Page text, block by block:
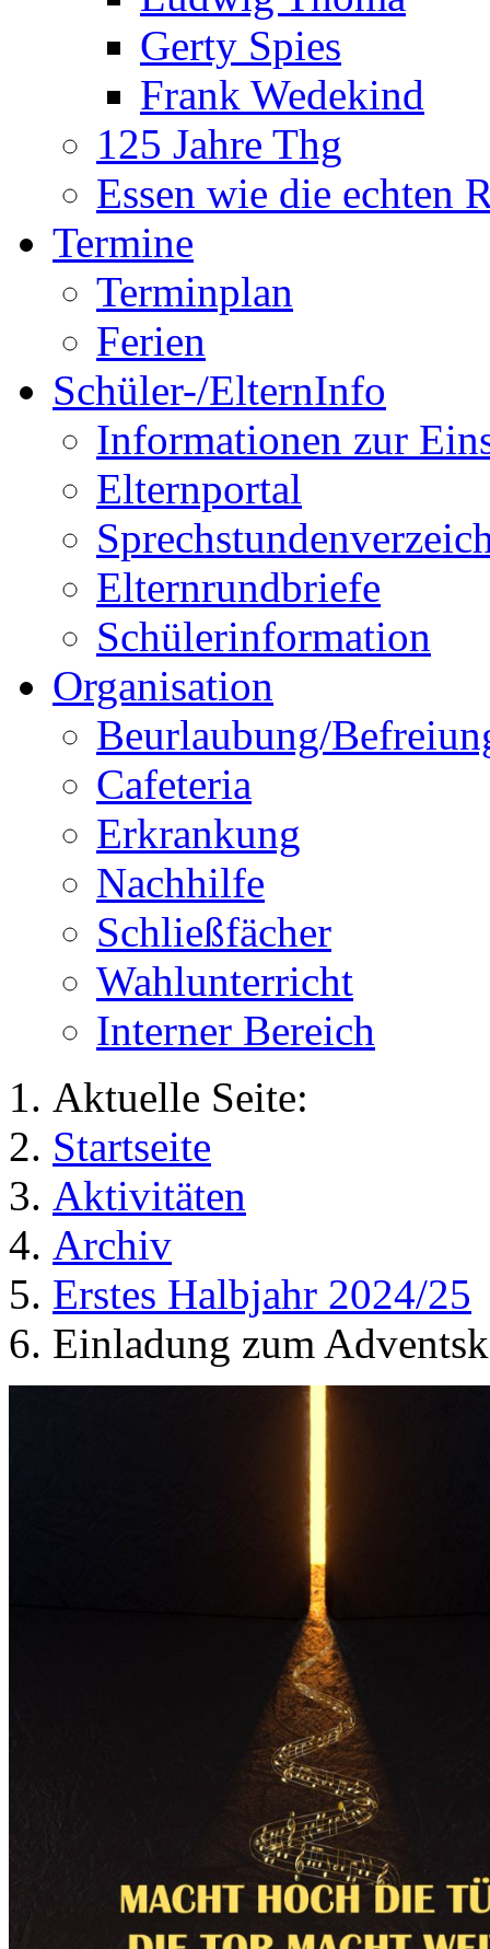
Gerty Spies
Frank Wedekind
125 Jahre Thg
Essen wie die echten
Termine
Terminplan
Ferien
Schüler-/ElternInfo
Informationen zur
Elternportal
Elternrundbriefe
Schülerinformation
Organisation
Beurlaubung/
Cafeteria
Erkrankung
Nachhilfe
Schließfächer
Wahlunterricht
Interner Bereich
Aktuelle Seite:
Startseite
Aktivitäten
Archiv
Erstes Halbjahr 2024/25
Einladung zum